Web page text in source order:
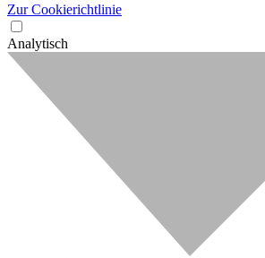
Zur Cookierichtlinie
Analytisch